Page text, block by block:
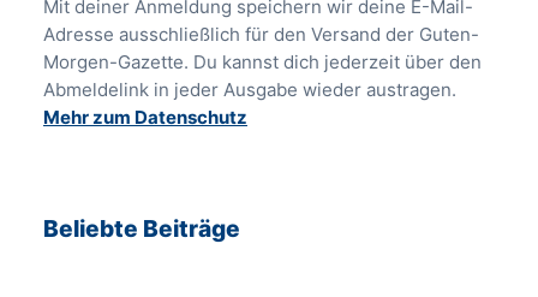
Mit deiner Anmeldung speichern wir deine E-Mail-
Adresse ausschließlich für den Versand der Guten-
Morgen-Gazette. Du kannst dich jederzeit über den
Abmeldelink in jeder Ausgabe wieder austragen.
Mehr zum Datenschutz
Beliebte Beiträge